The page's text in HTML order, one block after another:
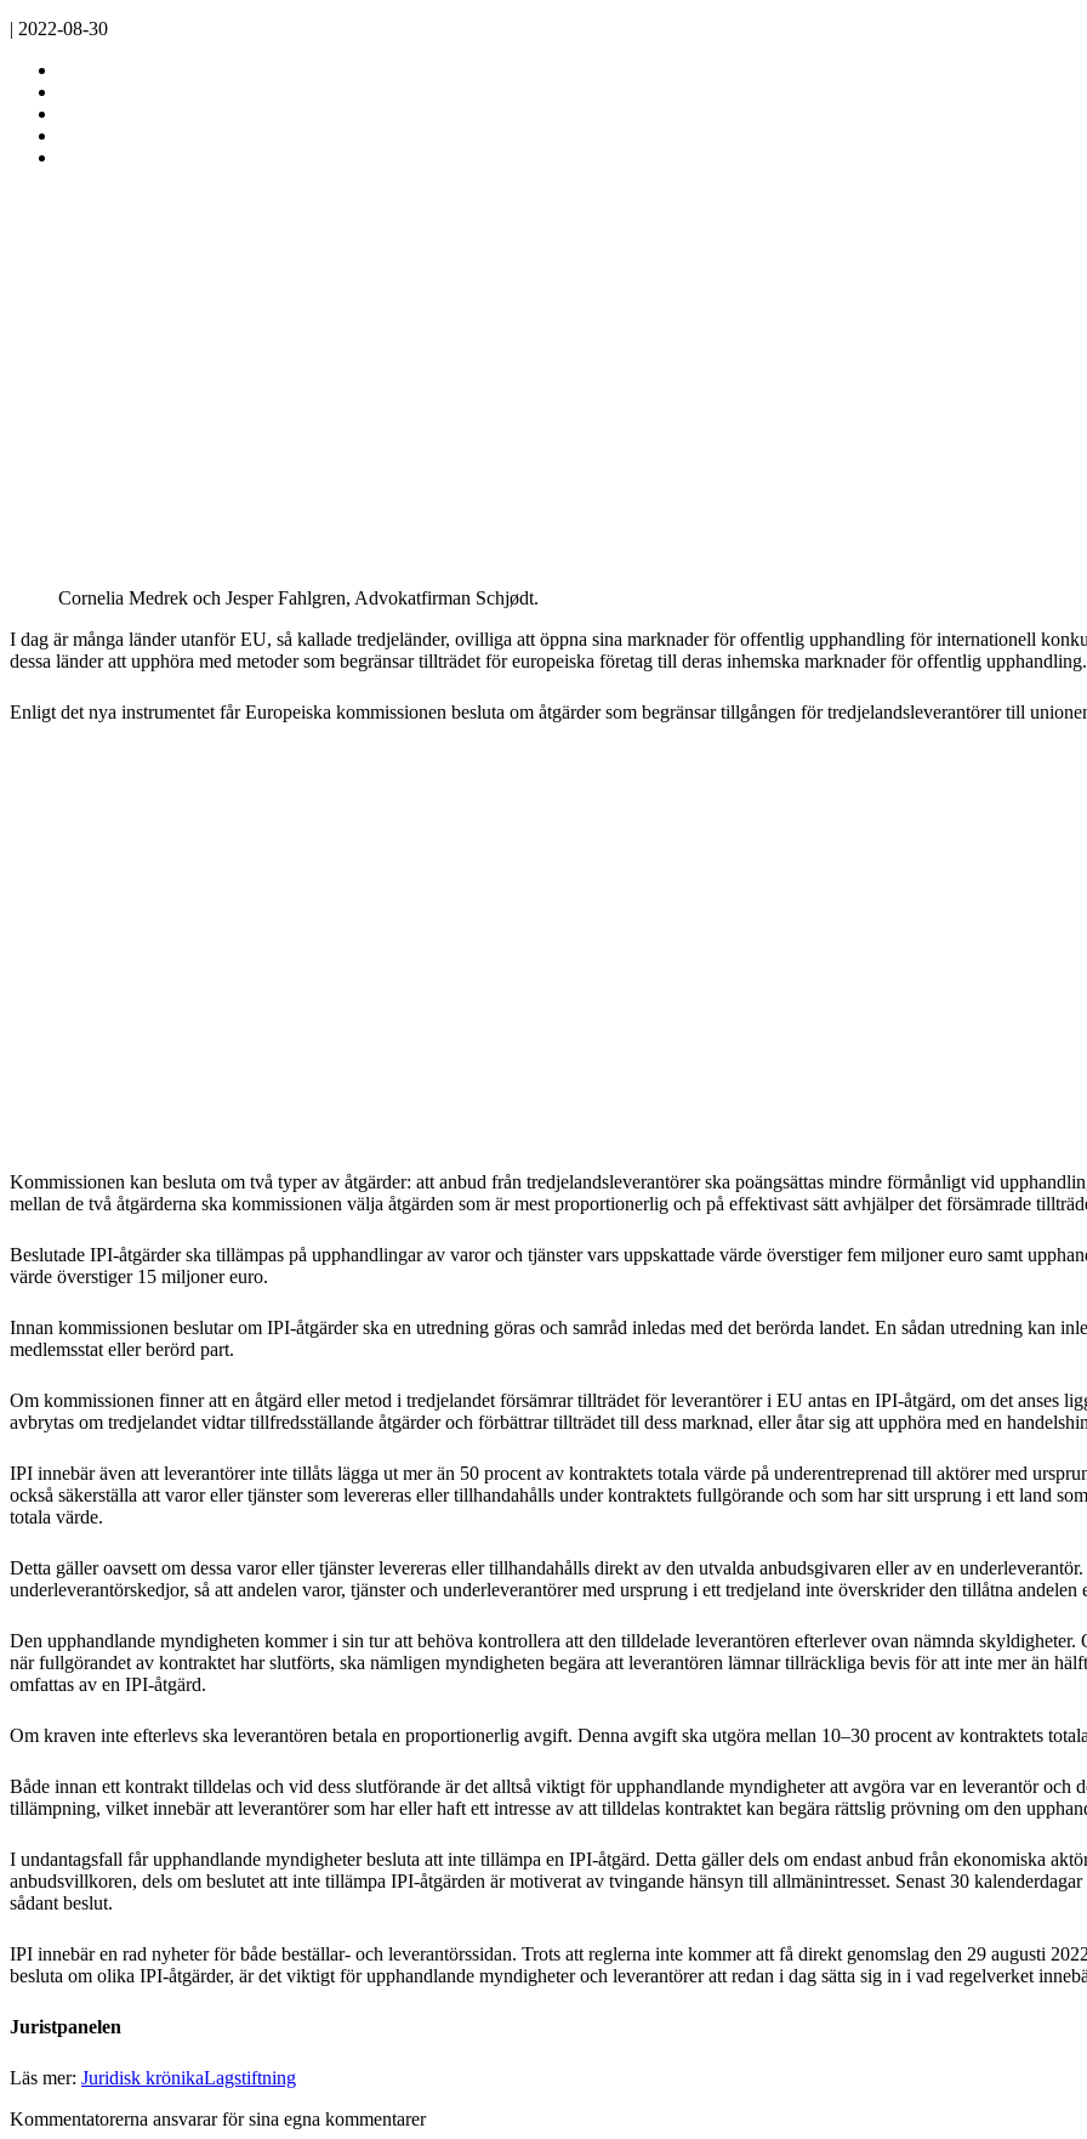
| 2022-08-30
Cornelia Medrek och Jesper Fahlgren, Advokatfirman Schjødt.
I dag är många länder utanför EU, så kallade tredjeländer, ovilliga att öppna sina marknader för offentlig upphandling för internationell
dessa länder att upphöra med metoder som begränsar tillträdet för europeiska företag till deras inhemska marknader för offentlig upphandling.
Enligt det nya instrumentet får Europeiska kommissionen besluta om åtgärder som begränsar tillgången för tredjelandsleverantörer till
Kommissionen kan besluta om två typer av åtgärder: att anbud från tredjelandsleverantörer ska poängsättas mindre förmånligt vid
mellan de två åtgärderna ska kommissionen välja åtgärden som är mest proportionerlig och på effektivast sätt avhjälper det försämrade
Beslutade IPI-åtgärder ska tillämpas på upphandlingar av varor och tjänster vars uppskattade värde överstiger fem miljoner euro samt
värde överstiger 15 miljoner euro.
Innan kommissionen beslutar om IPI-åtgärder ska en utredning göras och samråd inledas med det berörda landet. En sådan utredning kan
medlemsstat eller berörd part.
Om kommissionen finner att en åtgärd eller metod i tredjelandet försämrar tillträdet för leverantörer i EU antas en IPI-åtgärd, om det anses
avbrytas om tredjelandet vidtar tillfredsställande åtgärder och förbättrar tillträdet till dess marknad, eller åtar sig att upphöra med en
IPI innebär även att leverantörer inte tillåts lägga ut mer än 50 procent av kontraktets totala värde på underentreprenad till aktörer med
också säkerställa att varor eller tjänster som levereras eller tillhandahålls under kontraktets fullgörande och som har sitt ursprung i ett land
totala värde.
Detta gäller oavsett om dessa varor eller tjänster levereras eller tillhandahålls direkt av den utvalda anbudsgivaren eller av en
underleverantörskedjor, så att andelen varor, tjänster och underleverantörer med ursprung i ett tredjeland inte överskrider den tillåtna andelen
Den upphandlande myndigheten kommer i sin tur att behöva kontrollera att den tilldelade leverantören efterlever ovan nämnda
när fullgörandet av kontraktet har slutförts, ska nämligen myndigheten begära att leverantören lämnar tillräckliga bevis för att inte mer än
omfattas av en IPI-åtgärd.
Om kraven inte efterlevs ska leverantören betala en proportionerlig avgift. Denna avgift ska utgöra mellan 10–30 procent av kontraktets
Både innan ett kontrakt tilldelas och vid dess slutförande är det alltså viktigt för upphandlande myndigheter att avgöra var en leverantör och
tillämpning, vilket innebär att leverantörer som har eller haft ett intresse av att tilldelas kontraktet kan begära rättslig prövning om den
I undantagsfall får upphandlande myndigheter besluta att inte tillämpa en IPI-åtgärd. Detta gäller dels om endast anbud från ekonomiska
anbudsvillkoren, dels om beslutet att inte tillämpa IPI-åtgärden är motiverat av tvingande hänsyn till allmänintresset. Senast 30
sådant beslut.
IPI innebär en rad nyheter för både beställar- och leverantörssidan. Trots att reglerna inte kommer att få direkt genomslag den 29 augusti
besluta om olika IPI-åtgärder, är det viktigt för upphandlande myndigheter och leverantörer att redan i dag sätta sig in i vad regelverket
Juristpanelen
Läs mer: Juridisk krönikaLagstiftning
Kommentatorerna ansvarar för sina egna kommentarer